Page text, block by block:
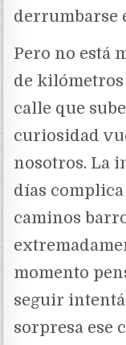
derrumbarse
Pero no está
de kilómetros
calle que
curiosidad
nosotros. La
días complica
caminos
momento
seguir
sorpresa ese